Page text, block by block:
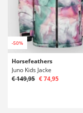
-50%
Horsefeathers
Juno Kids Jacke
€ 149,95 € 74,95